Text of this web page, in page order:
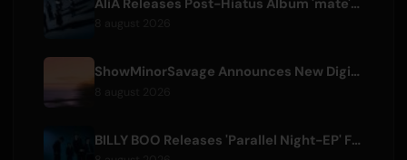
ShowMinorSavage Announces New Digital Single 'Gradation'
BILLY BOO Releases 'Parallel Night-EP' Featuring TV Drama Theme Song